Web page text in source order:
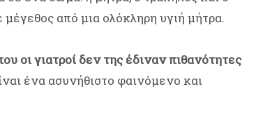
από μια ολόκληρη υγιή μήτρα.
οι γιατροί δεν της έδιναν πιθανότητες
ένα ασυνήθιστο φαινόμενο και